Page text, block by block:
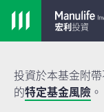
投資於本基金附
的特定基金風險 。